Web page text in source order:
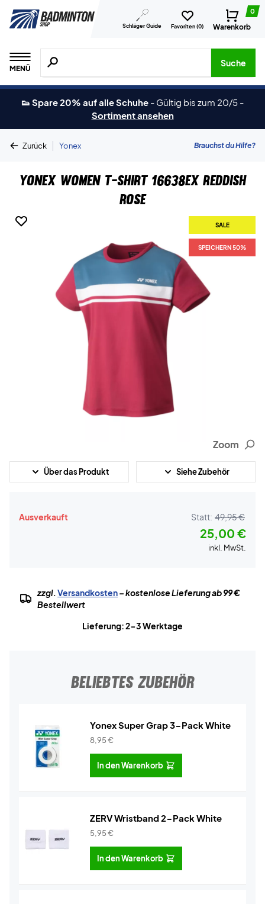
Schläger Guide Favoriten (0)
0
Warenkorb
MENÜ
Suche nach Produkten, Marken usw.
Suche
👟 Spare 20% auf alle Schuhe - Gültig bis zum 20/5 -
Sortiment ansehen
Zurück | Yonex Brauchst du Hilfe?
Yonex Women T-Shirt 16638EX Reddish
Rose
SALE
SPEICHERN 50%
Zoom
Über das Produkt Siehe Zubehör
Ausverkauft Statt: 49,95 €
25,00 €
inkl. MwSt.
zzgl.Versandkosten– kostenlose Lieferung ab 99 €
Bestellwert
Lieferung: 2-3 Werktage
BELIEBTES ZUBEHÖR
Yonex Super Grap 3-Pack White
8,95€
In den Warenkorb
ZERV Wristband 2-Pack White
5,95€
In den Warenkorb